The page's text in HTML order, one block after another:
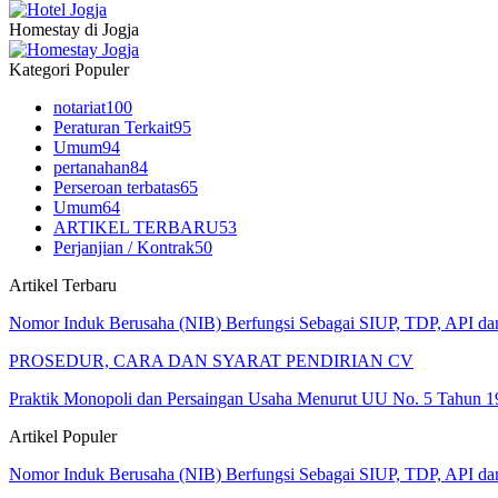
Homestay di Jogja
Kategori Populer
notariat100
Peraturan Terkait95
Umum94
pertanahan84
Perseroan terbatas65
Umum64
ARTIKEL TERBARU53
Perjanjian / Kontrak50
Artikel Terbaru
Nomor Induk Berusaha (NIB) Berfungsi Sebagai SIUP, TDP, API
PROSEDUR, CARA DAN SYARAT PENDIRIAN CV
Praktik Monopoli dan Persaingan Usaha Menurut UU No. 5 Tahun
Artikel Populer
Nomor Induk Berusaha (NIB) Berfungsi Sebagai SIUP, TDP, API